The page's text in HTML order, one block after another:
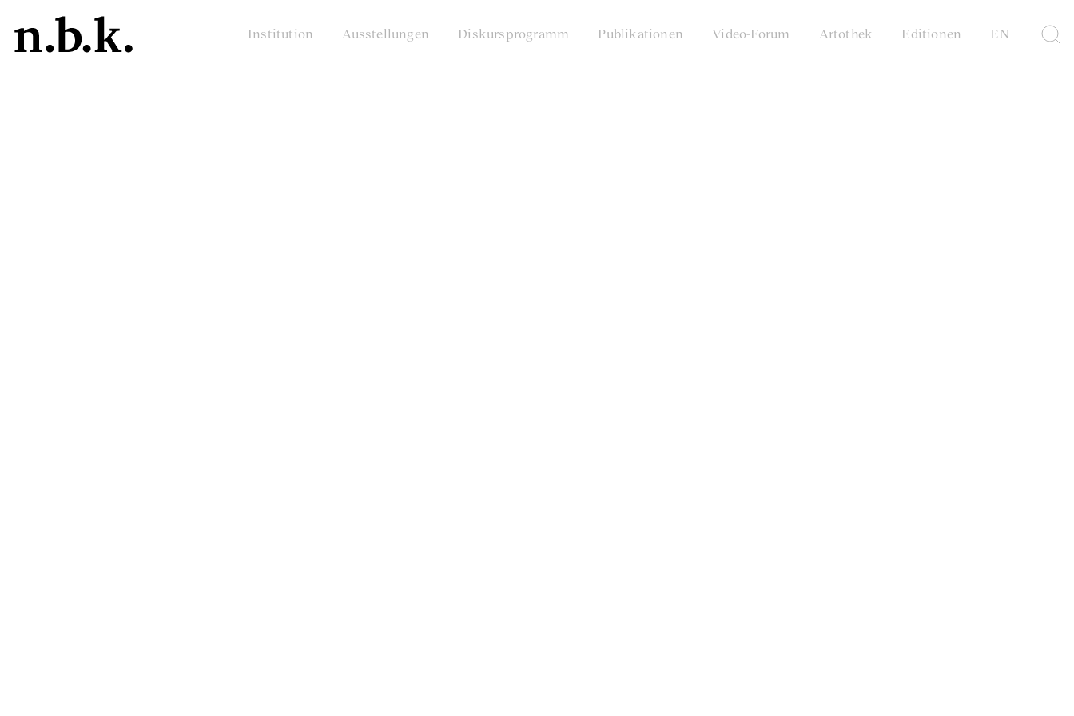
Institution Ausstellungen Diskursprogramm Publikationen Video-Forum Artothek Editionen EN